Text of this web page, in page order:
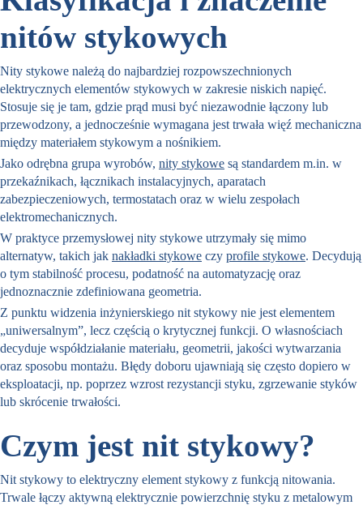
nitów stykowych
Nity stykowe należą do najbardziej rozpowszechnionych
elektrycznych elementów stykowych w zakresie niskich napięć.
Stosuje się je tam, gdzie prąd musi być niezawodnie łączony lub
przewodzony, a jednocześnie wymagana jest trwała więź mechaniczna
między materiałem stykowym a nośnikiem.
Jako odrębna grupa wyrobów, nity stykowe są standardem m.in. w
przekaźnikach, łącznikach instalacyjnych, aparatach
zabezpieczeniowych, termostatach oraz w wielu zespołach
elektromechanicznych.
W praktyce przemysłowej nity stykowe utrzymały się mimo
alternatyw, takich jak nakładki stykowe czy profile stykowe. Decydują
o tym stabilność procesu, podatność na automatyzację oraz
jednoznacznie zdefiniowana geometria.
Z punktu widzenia inżynierskiego nit stykowy nie jest elementem
„uniwersalnym”, lecz częścią o krytycznej funkcji. O własnościach
decyduje współdziałanie materiału, geometrii, jakości wytwarzania
oraz sposobu montażu. Błędy doboru ujawniają się często dopiero w
eksploatacji, np. poprzez wzrost rezystancji styku, zgrzewanie styków
lub skrócenie trwałości.
Czym jest nit stykowy?
Nit stykowy to elektryczny element stykowy z funkcją nitowania.
Trwale łączy aktywną elektrycznie powierzchnię styku z metalowym